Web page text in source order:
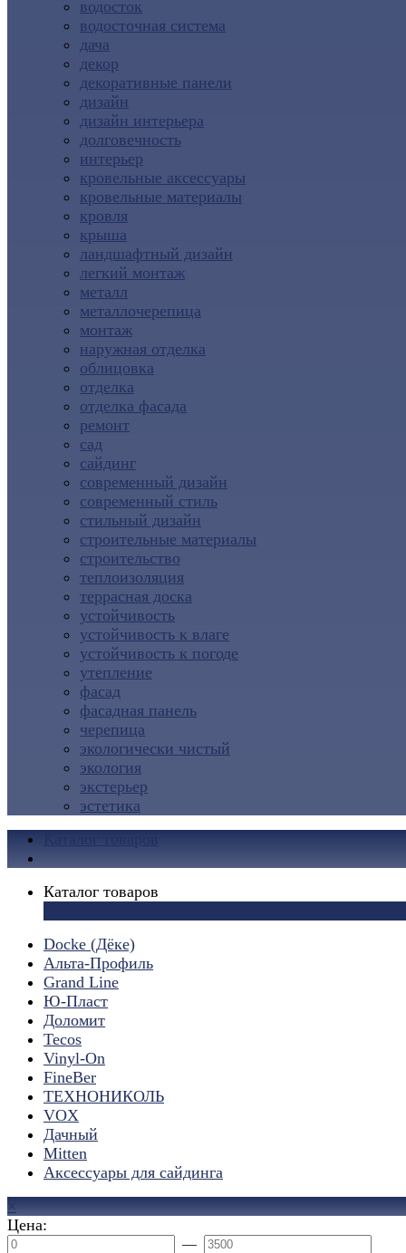
водосток
водосточная система
дача
декор
декоративные панели
дизайн
дизайн интерьера
долговечность
интерьер
кровельные аксессуары
кровельные материалы
кровля
крыша
ландшафтный дизайн
легкий монтаж
металл
металлочерепица
монтаж
наружная отделка
облицовка
отделка
отделка фасада
ремонт
сад
сайдинг
современный дизайн
современный стиль
стильный дизайн
строительные материалы
строительство
теплоизоляция
террасная доска
устойчивость
устойчивость к влаге
устойчивость к погоде
утепление
фасад
фасадная панель
черепица
экологически чистый
экология
экстерьер
эстетика
Каталог товаров
Docke (Дёке)
Альта-Профиль
Grand Line
Ю-Пласт
Доломит
Tecos
Vinyl-On
FineBer
ТЕХНОНИКОЛЬ
VOX
Дачный
Mitten
Аксессуары для сайдинга
×
Цена:
—